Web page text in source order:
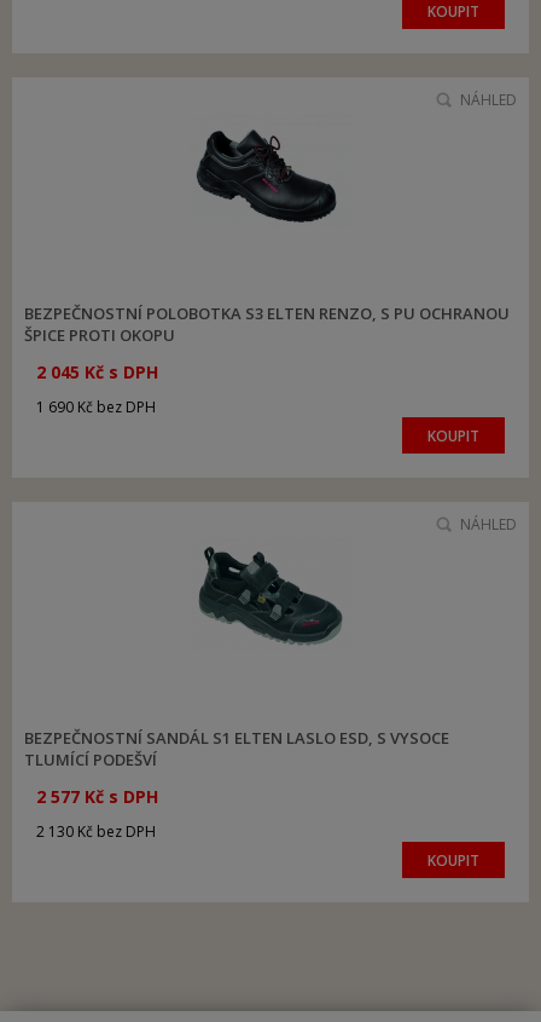
KOUPIT
BEZPEČNOSTNÍ POLOBOTKA S3 ELTEN RENZO, S PU OCHRANOU
ŠPICE PROTI OKOPU
2 045 Kč s DPH
1 690 Kč bez DPH
KOUPIT
NÁHLED
BEZPEČNOSTNÍ SANDÁL S1 ELTEN LASLO ESD, S VYSOCE
TLUMÍCÍ PODEŠVÍ
2 577 Kč s DPH
2 130 Kč bez DPH
KOUPIT
NÁHLED